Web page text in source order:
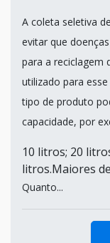
A coleta seletiva
evitar que
para a reciclagem
utilizado para
tipo de produto
capacidade, por
10 litros; 20
litros.Maiores
Quanto...